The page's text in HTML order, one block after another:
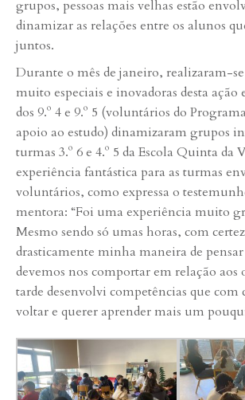
grupos, pessoas mais velhas estão
dinamizar as relações entre os alunos
juntos.
Durante o mês de janeiro, realizaram-se
muito especiais e inovadoras desta ação
dos 9.º 4 e 9.º 5 (voluntários do
apoio ao estudo) dinamizaram grupos
turmas 3.º 6 e 4.º 5 da Escola Quinta da
experiência fantástica para as turmas
voluntários, como expressa o
mentora: “Foi uma experiência muito
Mesmo sendo só umas horas, com
drasticamente minha maneira de
devemos nos comportar em relação aos
tarde desenvolvi competências que com
voltar e querer aprender mais um